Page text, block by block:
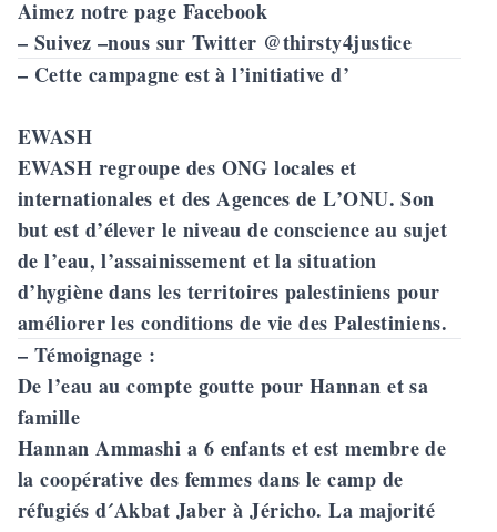
Aimez notre page Facebook
– Suivez –nous sur Twitter @thirsty4justice
– Cette campagne est à l’initiative d’
EWASH
EWASH regroupe des ONG locales et
internationales et des Agences de L’ONU. Son
but est d’élever le niveau de conscience au sujet
de l’eau, l’assainissement et la situation
d’hygiène dans les territoires palestiniens pour
améliorer les conditions de vie des Palestiniens.
– Témoignage :
De l’eau au compte goutte pour Hannan et sa
famille
Hannan Ammashi a 6 enfants et est membre de
la coopérative des femmes dans le camp de
réfugiés d´Akbat Jaber à Jéricho. La majorité